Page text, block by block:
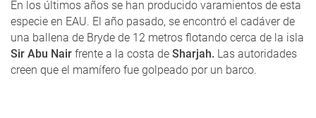
En los últimos años se han producido varamientos de esta
especie en EAU. El año pasado, se encontró el cadáver de
una ballena de Bryde de 12 metros flotando cerca de la isla
Sir Abu Nair frente a la costa de Sharjah. Las autoridades
creen que el mamífero fue golpeado por un barco.